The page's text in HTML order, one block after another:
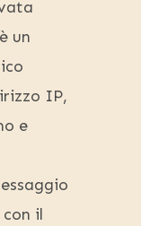
un
IP,
e
il